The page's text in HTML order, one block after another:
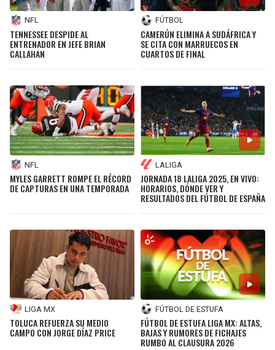
NFL
TENNESSEE DESPIDE AL
ENTRENADOR EN JEFE BRIAN
CALLAHAN
FÚTBOL
CAMERÚN ELIMINA A SUDÁFRICA Y
SE CITA CON MARRUECOS EN
CUARTOS DE FINAL
NFL
MYLES GARRETT ROMPE EL RÉCORD
DE CAPTURAS EN UNA TEMPORADA
LALIGA
JORNADA 18 LALIGA 2025, EN VIVO:
HORARIOS, DÓNDE VER Y
RESULTADOS DEL FÚTBOL DE ESPAÑA
LIGA MX
TOLUCA REFUERZA SU MEDIO
CAMPO CON JORGE DÍAZ PRICE
FÚTBOL DE ESTUFA
FÚTBOL DE ESTUFA LIGA MX: ALTAS,
BAJAS Y RUMORES DE FICHAJES
RUMBO AL CLAUSURA 2026